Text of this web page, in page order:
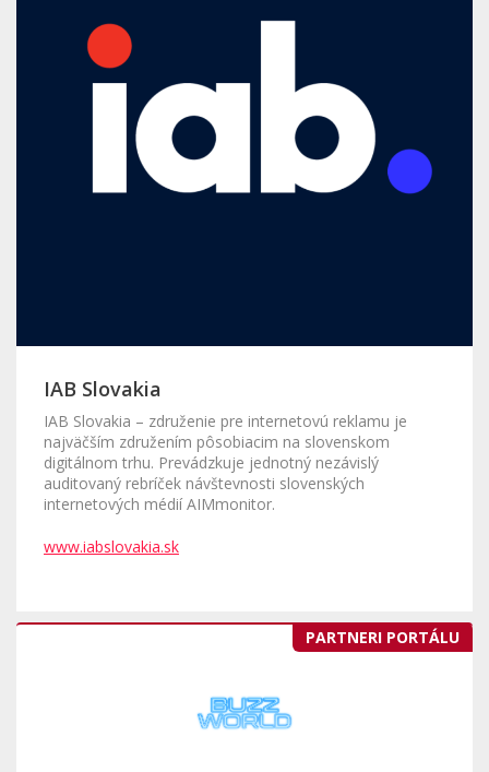
IAB Slovakia
IAB Slovakia – združenie pre internetovú reklamu je
najväčším združením pôsobiacim na slovenskom
digitálnom trhu. Prevádzkuje jednotný nezávislý
auditovaný rebríček návštevnosti slovenských
internetových médií AIMmonitor.
www.iabslovakia.sk
PARTNERI PORTÁLU